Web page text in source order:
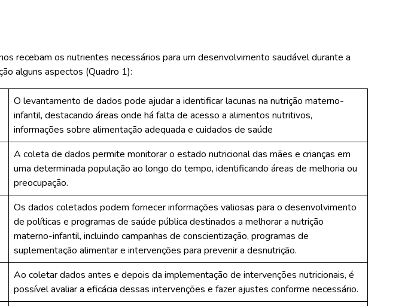
recebam os nutrientes necessários para um desenvolvimento saudável durante a
alguns aspectos (Quadro 1):
O levantamento de dados pode ajudar a identificar lacunas na nutrição materno-
infantil, destacando áreas onde há falta de acesso a alimentos nutritivos,
informações sobre alimentação adequada e cuidados de saúde
A coleta de dados permite monitorar o estado nutricional das mães e crianças em
uma determinada população ao longo do tempo, identificando áreas de melhoria ou
preocupação.
Os dados coletados podem fornecer informações valiosas para o desenvolvimento
de políticas e programas de saúde pública destinados a melhorar a nutrição
materno-infantil, incluindo campanhas de conscientização, programas de
suplementação alimentar e intervenções para prevenir a desnutrição.
Ao coletar dados antes e depois da implementação de intervenções nutricionais, é
possível avaliar a eficácia dessas intervenções e fazer ajustes conforme necessário.